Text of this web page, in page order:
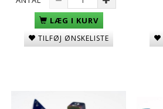
LÆG I KURV
TILFØJ ØNSKELISTE